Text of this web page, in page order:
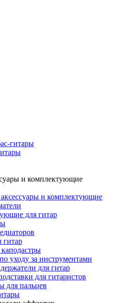
гитары
и комплектующие
и комплектующие
для гитар
гитар
уходу за инструментами
для гитар
для гитаристов
для пальцев